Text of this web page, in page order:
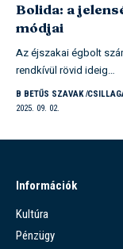
Bolida: a
módjai
Az éjszakai égbolt
rendkívül rövid ideig…
B BETŰS SZAVAK
2025. 09. 02.
Információk
Kultúra
Pénzügy